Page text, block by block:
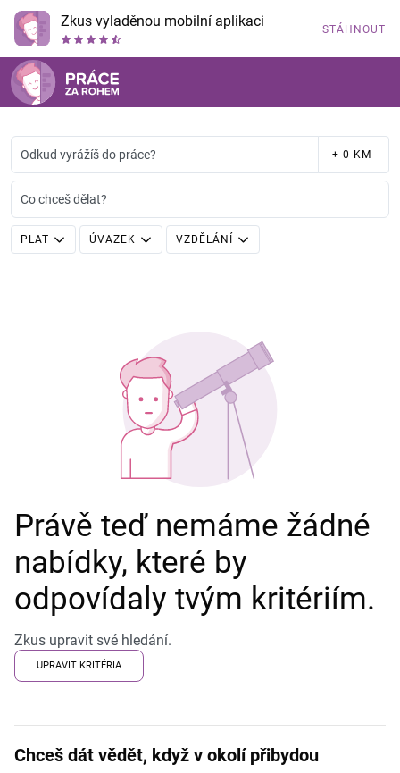
Zkus vyladěnou mobilní aplikaci STÁHNOUT
Odkud vyrážíš do práce? + 0 KM
Co chceš dělat?
PLAT ÚVAZEK VZDĚLÁNÍ
Právě teď nemáme žádné
nabídky, které by
odpovídaly tvým kritériím.
Zkus upravit své hledání.
UPRAVIT KRITÉRIA
Chceš dát vědět, když v okolí přibydou